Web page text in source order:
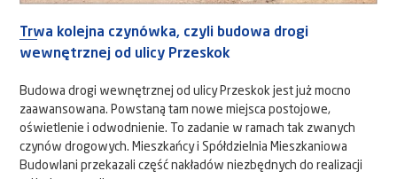
Trwa kolejna czynówka, czyli budowa drogi
wewnętrznej od ulicy Przeskok
Budowa drogi wewnętrznej od ulicy Przeskok jest już mocno
zaawansowana. Powstaną tam nowe miejsca postojowe,
oświetlenie i odwodnienie. To zadanie w ramach tak zwanych
czynów drogowych. Mieszkańcy i Spółdzielnia Mieszkaniowa
Budowlani przekazali część nakładów niezbędnych do realizacji